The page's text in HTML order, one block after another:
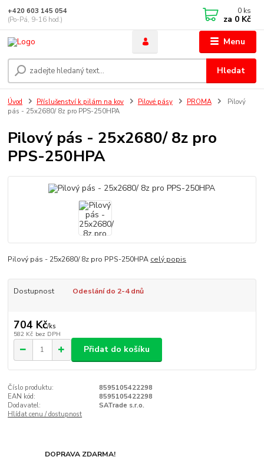
Menu
Hledat
+420 603 145 054
(Po-Pá, 9-16 hod.)
0 ks
za 0 Kč
Úvod Příslušenství k pilám na kov Pilové pásy PROMA
Pilový
pás - 25x2680/ 8z pro PPS-250HPA
Pilový pás - 25x2680/ 8z pro
PPS-250HPA
Pilový pás - 25x2680/ 8z pro PPS-250HPA celý popis
Dostupnost Odeslání do 2-4 dnů
704 Kč/ks
582 Kč bez DPH
Přidat do košíku
Číslo produktu:
8595105422298
EAN kód:
8595105422298
Dodavatel:
SATrade s.r.o.
Hlídat cenu / dostupnost
DOPRAVA ZDARMA!